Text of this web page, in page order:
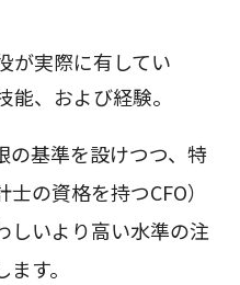
が実際に有してい
、および経験。
の基準を設けつつ、特
の資格を持つCFO）
しいより高い水準の注
す。